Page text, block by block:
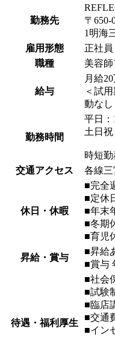
勤務先
〒
1明海
雇用形態
正社員
職種
美容師
給与
月給
＜試
動なし
勤務時間
平日：
土日祝
時短
交通アクセス
各線
休日・休暇
■完全
■定休
■年末
■冬期
■育児
昇給・賞与
■昇給
■賞与
待遇・福利厚生
■社会
■試験
■臨店
■交通
■イン